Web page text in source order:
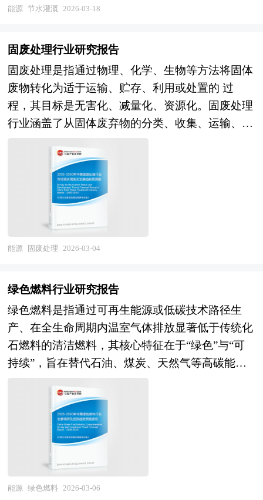
基础信息以及俄罗斯天然气行业研究单位等公布和
供需状况、发展现状、子行业发展变化等进行了分
析，重点分析了国内外俄罗斯天然气行业的发展现
状、如何面对行业的发展挑战、行业的发展建议、
行业竞争力，以及行业的投资分析和趋势预测等
等。报告还综合了俄罗斯天然气行业的整体发展动
办法。报告对于俄罗斯天然气产品生产企业、经销
商、行业管理部门以及拟进入该行业的投资者具有
重要的参考价值，对于研究我国俄罗斯天然气行业
发展规律、提高企业的运营效率、促进企业的发展
壮大有学术和实践的双重意义。
溉中输水渗漏、田间蒸发、深层渗漏及无效蒸腾等
分布，使水分在作物生长的关键期与关键部位得到
个涵盖工程节水、农艺节水与管理节水的综合技术
体系：工程层面通过渠道防渗、管道输水、喷灌、
滴灌等设施减少输配水损失并实现精准施水；农艺
层面则通过调整种植结构、选用抗旱品种、覆盖保
墒、水肥一体化等手段挖掘作物自身的节水潜力；
管理层面则依托土壤墒情监测、气象预报、智能控
制系统等数字化手段，实现按需供水、动态调控的
科学灌溉制度。 随着科技发展，节水灌溉的内涵
也在不断深化，已从单纯的“省水”转向“高效用
水”与“生态友好”的协同目标，强调在节水的同时
改善农田小气候、防止土壤盐渍化、减少能源消耗
益的统一。在当代背景下，节水灌溉更是国家粮食
安全与生态文明建设的重要支撑，被纳入高标准农
田建设与智慧农业发展的核心内容，推动农业向资
源节约型、环境友好型模式转型。其最终目标不仅
是应对水资源危机的技术手段，更是重构农业生产
长远来看，农业是我国的根本，农产品的质量和安
全不仅关乎国民健康，也是国家生产和发展的基
石。在这样的背景下，节水灌溉产品的安全性、可
靠性、技术先进性就显得异常重要。在国家利好政
策的推动下，节水灌溉产业的国产化进程将不断提
速，更多新产品、新技术、新模式和新业态将成为
能源 节水灌溉 2026-03-18
固废处理行业研究报告
固废处理是指通过物理、化学、生物等方法将固体
废物转化为适于运输、贮存、利用或处置的 过
程，其目标是无害化、减量化、资源化。固废处理
行业涵盖了从固体废弃物的分类、收集、运输、
着更加规模化和专业化的方向发展。技术智能化、
高效化和生态环境保护成 为行业发展的重要趋
势。行业内的优质企业通过技术创新和市场拓展，
不断提升自身的竞争优势。 此外，国家政策的持
续支持，如《“十四五”循环经济发展规划》和《绿
色产业指导目录(2023 年版)》 等，进一步推动了
到政策支持和市场需求驱动，发展前景广阔。随着
质企业将通过技术创新和市场拓展，进一步提升市
场份额和竞争 力。同时，跨行业合作和资金、人
才的投入也将为行业发展提供新的机遇。大型综合
环境服务企业通过并购整合与技术升级，逐步形成
跨区域、全产业链的运营能力，其业务覆盖生活垃
圾焚烧、工业固废处置、危险废物处理等多个领
域，并通过BOT、PPP等模式深度参与城市环境基
础设施建设。随着行业监管趋严与技术门槛提高，
小型企业逐渐面临整合压力，而大型企业通过技术
输出与托管运营等方式进一步扩大市场份额。 中
西部地区垃圾发电市场虽起步较晚，但近年来呈现
能源 固废处理 2026-03-04
绿色燃料行业研究报告
绿色燃料是指通过可再生能源或低碳技术路径生
产、在全生命周期内温室气体排放显著低于传统化
石燃料的清洁燃料，其核心特征在于“绿色”与“可
持续”，旨在替代石油、煤炭、天然气等高碳能
键载体。2026年，“绿色燃料”首次被写入政府工作
报告，明确列为新增长点，标志着其正式上升为国
家战略产业，不仅是环保议题，更被赋予能源安
全、产业转型与新质生产力培育的多重使命。 当
前，全球地缘政治动荡加剧，中东冲突引发油气价
格剧烈波动，我国石油对外依存度仍处高位，能源
能源 绿色燃料 2026-03-06